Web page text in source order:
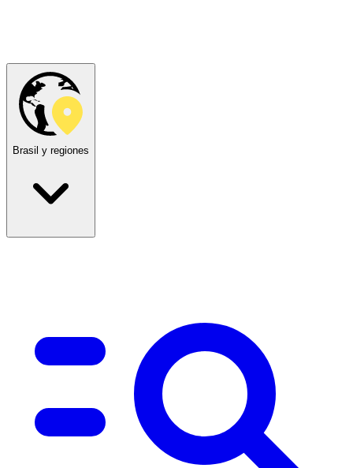
Brasil y regiones